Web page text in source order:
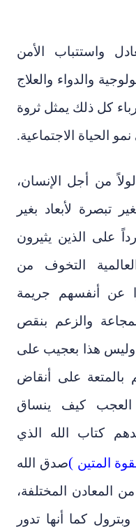
واستتباب الأمن
والدواء والعلاج
كل ذلك يمثل ثروة
الحياة الاجتماعية.
من أجل الإنسان،
تبصرة لأبعاد بغير
على الذين يثيرون
التخوف من
عن أنفسهم جريمة
والزعم بنقص
وليس هذا بعجيب على
بالمتعة على أنقاض
العجب كيف ينساق
كتاب الله الذي
المتين (صدق الله
المختلفة،
كما أنها تدور